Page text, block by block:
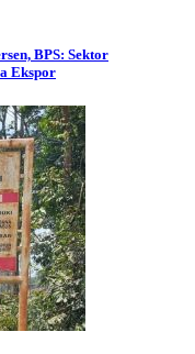
BPS: Sektor
Ekspor